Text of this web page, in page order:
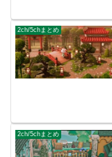
2ch/5chまとめ
2ch/5chまとめ